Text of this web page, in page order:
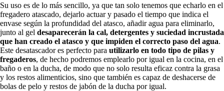
Su uso es de lo más sencillo, ya que tan solo tenemos que echarlo en el
fregadero atascado, dejarlo actuar y pasado el tiempo que indica el
envase según la profundidad del atasco, añadir agua para eliminarlo,
junto al gel desaparecerán la cal, detergentes y suciedad incrustada
que han creado el atasco y que impiden el correcto paso del agua.
Este desatascador es perfecto para utilizarlo en todo tipo de pilas y
fregaderos, de hecho podremos emplearlo por igual en la cocina, en el
baño o en la ducha, de modo que no solo resulta eficaz contra la grasa
y los restos alimenticios, sino que también es capaz de deshacerse de
bolas de pelo y restos de jabón de la ducha por igual.